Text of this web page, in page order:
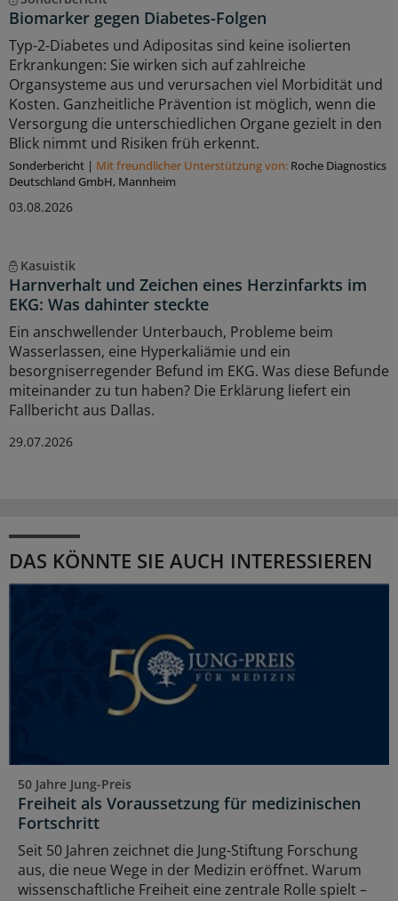
Biomarker gegen Diabetes-Folgen
Typ-2-Diabetes und Adipositas sind keine isolierten
Erkrankungen: Sie wirken sich auf zahlreiche
Organsysteme aus und verursachen viel Morbidität und
Kosten. Ganzheitliche Prävention ist möglich, wenn die
Versorgung die unterschiedlichen Organe gezielt in den
Blick nimmt und Risiken früh erkennt.
Sonderbericht | Mit freundlicher Unterstützung von: Roche Diagnostics
Deutschland GmbH, Mannheim
03.08.2026
Kasuistik
Harnverhalt und Zeichen eines Herzinfarkts im
EKG: Was dahinter steckte
Ein anschwellender Unterbauch, Probleme beim
Wasserlassen, eine Hyperkaliämie und ein
besorgniserregender Befund im EKG. Was diese Befunde
miteinander zu tun haben? Die Erklärung liefert ein
Fallbericht aus Dallas.
29.07.2026
DAS KÖNNTE SIE AUCH INTERESSIEREN
50 Jahre Jung-Preis
Freiheit als Voraussetzung für medizinischen
Fortschritt
Seit 50 Jahren zeichnet die Jung-Stiftung Forschung
aus, die neue Wege in der Medizin eröffnet. Warum
wissenschaftliche Freiheit eine zentrale Rolle spielt –